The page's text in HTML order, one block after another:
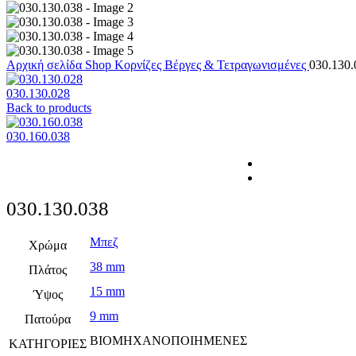
Αρχική σελίδα Shop Κορνίζες Βέργες & Τετραγωνισμένες
030.130.028
Back to products
030.160.038
030.130.038
Χρώμα Μπεζ
Πλάτος 38 mm
Ύψος 15 mm
Πατούρα 9 mm
ΚΑΤΗΓΟΡΙΕΣ ΒΙΟΜΗΧΑΝΟΠΟΙΗΜΕΝΕΣ